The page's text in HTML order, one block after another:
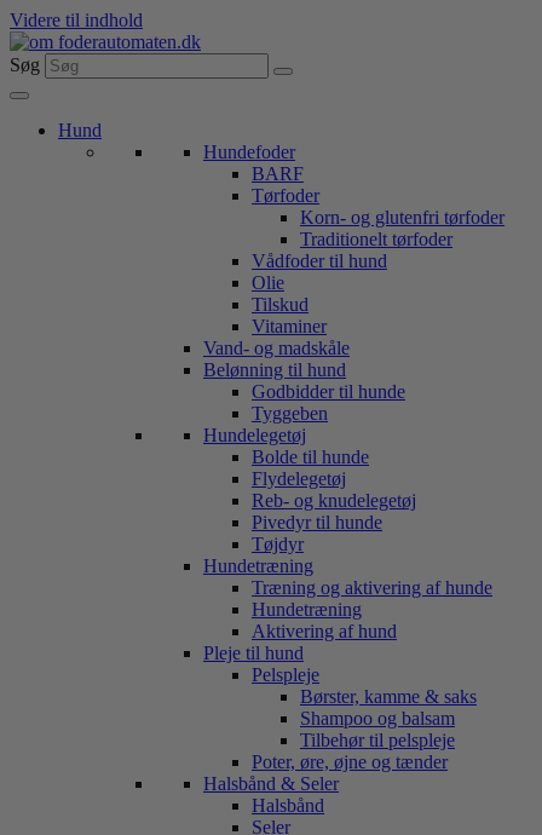
Videre til indhold
Søg
Hund
Hundefoder
BARF
Tørfoder
Korn- og glutenfri tørfoder
Traditionelt tørfoder
Vådfoder til hund
Olie
Tilskud
Vitaminer
Vand- og madskåle
Belønning til hund
Godbidder til hunde
Tyggeben
Hundelegetøj
Bolde til hunde
Flydelegetøj
Reb- og knudelegetøj
Pivedyr til hunde
Tøjdyr
Hundetræning
Træning og aktivering af hunde
Hundetræning
Aktivering af hund
Pleje til hund
Pelspleje
Børster, kamme & saks
Shampoo og balsam
Tilbehør til pelspleje
Poter, øre, øjne og tænder
Halsbånd & Seler
Halsbånd
Seler